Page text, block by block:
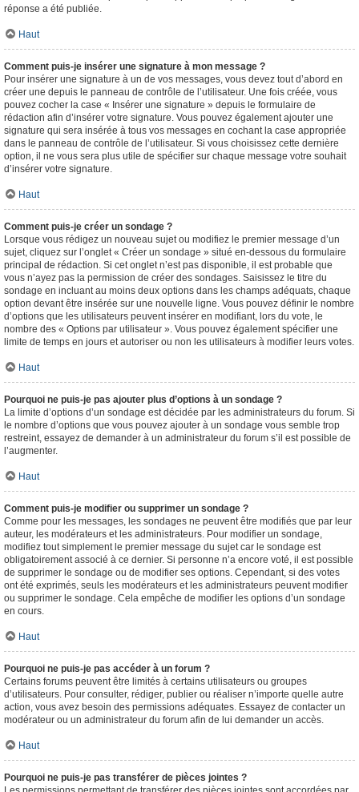
réponse a été publiée.
Haut
Comment puis-je insérer une signature à mon message ?
Pour insérer une signature à un de vos messages, vous devez tout d’abord en
créer une depuis le panneau de contrôle de l’utilisateur. Une fois créée, vous
pouvez cocher la case « Insérer une signature » depuis le formulaire de
rédaction afin d’insérer votre signature. Vous pouvez également ajouter une
signature qui sera insérée à tous vos messages en cochant la case appropriée
dans le panneau de contrôle de l’utilisateur. Si vous choisissez cette dernière
option, il ne vous sera plus utile de spécifier sur chaque message votre souhait
d’insérer votre signature.
Haut
Comment puis-je créer un sondage ?
Lorsque vous rédigez un nouveau sujet ou modifiez le premier message d’un
sujet, cliquez sur l’onglet « Créer un sondage » situé en-dessous du formulaire
principal de rédaction. Si cet onglet n’est pas disponible, il est probable que
vous n’ayez pas la permission de créer des sondages. Saisissez le titre du
sondage en incluant au moins deux options dans les champs adéquats, chaque
option devant être insérée sur une nouvelle ligne. Vous pouvez définir le nombre
d’options que les utilisateurs peuvent insérer en modifiant, lors du vote, le
nombre des « Options par utilisateur ». Vous pouvez également spécifier une
limite de temps en jours et autoriser ou non les utilisateurs à modifier leurs votes.
Haut
Pourquoi ne puis-je pas ajouter plus d’options à un sondage ?
La limite d’options d’un sondage est décidée par les administrateurs du forum. Si
le nombre d’options que vous pouvez ajouter à un sondage vous semble trop
restreint, essayez de demander à un administrateur du forum s’il est possible de
l’augmenter.
Haut
Comment puis-je modifier ou supprimer un sondage ?
Comme pour les messages, les sondages ne peuvent être modifiés que par leur
auteur, les modérateurs et les administrateurs. Pour modifier un sondage,
modifiez tout simplement le premier message du sujet car le sondage est
obligatoirement associé à ce dernier. Si personne n’a encore voté, il est possible
de supprimer le sondage ou de modifier ses options. Cependant, si des votes
ont été exprimés, seuls les modérateurs et les administrateurs peuvent modifier
ou supprimer le sondage. Cela empêche de modifier les options d’un sondage
en cours.
Haut
Pourquoi ne puis-je pas accéder à un forum ?
Certains forums peuvent être limités à certains utilisateurs ou groupes
d’utilisateurs. Pour consulter, rédiger, publier ou réaliser n’importe quelle autre
action, vous avez besoin des permissions adéquates. Essayez de contacter un
modérateur ou un administrateur du forum afin de lui demander un accès.
Haut
Pourquoi ne puis-je pas transférer de pièces jointes ?